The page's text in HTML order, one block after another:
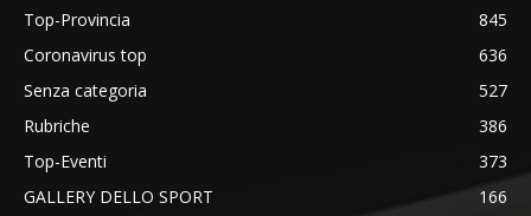
Top-Provincia
845
Coronavirus top
636
Senza categoria
527
Rubriche
386
Top-Eventi
373
GALLERY DELLO SPORT
166